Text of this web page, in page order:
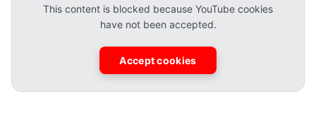
This content is blocked because YouTube cookies
have not been accepted.
Accept cookies